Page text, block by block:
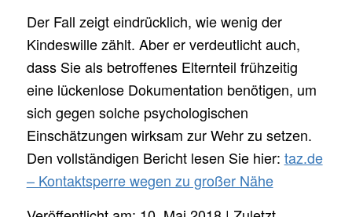
Der Fall zeigt eindrücklich, wie wenig der
Kindeswille zählt. Aber er verdeutlicht auch,
dass Sie als betroffenes Elternteil frühzeitig
eine lückenlose Dokumentation benötigen, um
sich gegen solche psychologischen
Einschätzungen wirksam zur Wehr zu setzen.
Den vollständigen Bericht lesen Sie hier: taz.de
– Kontaktsperre wegen zu großer Nähe